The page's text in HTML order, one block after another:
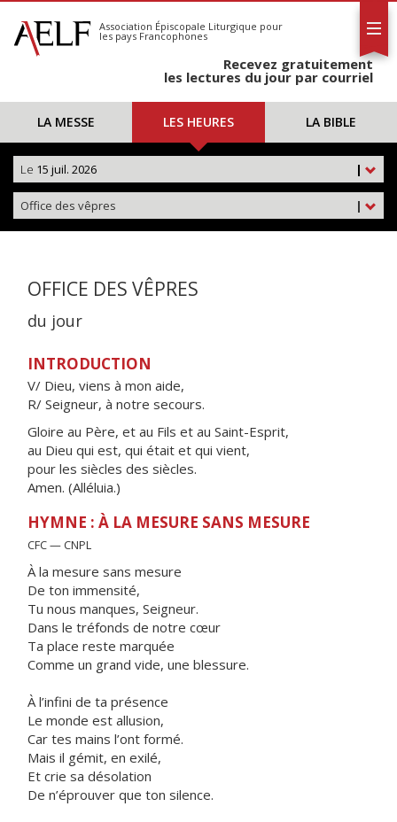
S'abonner
Calendrier
Association Épiscopale Liturgique pour
les pays Francophones
Recevez gratuitement
les lectures du jour par courriel
LA MESSE LES HEURES LA BIBLE
|
Le 15 juil. 2026
|
Office des vêpres
OFFICE DES VÊPRES
du jour
INTRODUCTION
V/ Dieu, viens à mon aide,
R/ Seigneur, à notre secours.
Gloire au Père, et au Fils et au Saint-Esprit,
au Dieu qui est, qui était et qui vient,
pour les siècles des siècles.
Amen. (Alléluia.)
HYMNE : À LA MESURE SANS MESURE
CFC — CNPL
À la mesure sans mesure
De ton immensité,
Tu nous manques, Seigneur.
Dans le tréfonds de notre cœur
Ta place reste marquée
Comme un grand vide, une blessure.
À l’infini de ta présence
Le monde est allusion,
Car tes mains l’ont formé.
Mais il gémit, en exilé,
Et crie sa désolation
De n’éprouver que ton silence.